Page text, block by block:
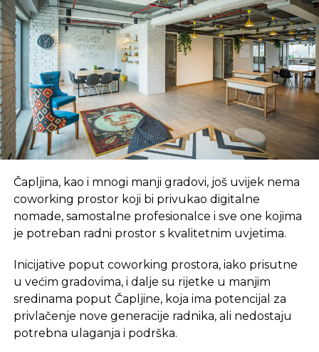
Čapljina, kao i mnogi manji gradovi, još uvijek nema
coworking prostor koji bi privukao digitalne
nomade, samostalne profesionalce i sve one kojima
je potreban radni prostor s kvalitetnim uvjetima.
Inicijative poput coworking prostora, iako prisutne
u većim gradovima, i dalje su rijetke u manjim
sredinama poput Čapljine, koja ima potencijal za
privlačenje nove generacije radnika, ali nedostaju
potrebna ulaganja i podrška.